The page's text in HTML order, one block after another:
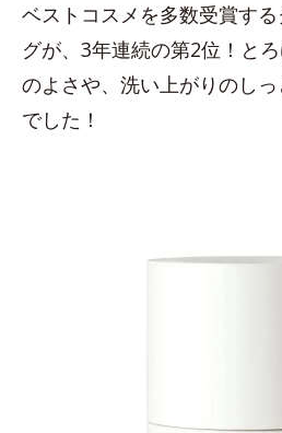
ベストコスメを多数受賞す
グが、3年連続の第2位！と
のよさや、洗い上がりのし
でした！